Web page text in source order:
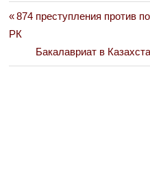
Навигация
Previous
Post:
874 преступления против
РК
Next
Post:
Бакалавриат в